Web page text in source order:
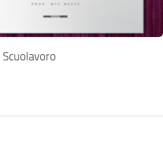
Scuolavoro